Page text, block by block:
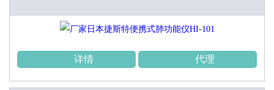
详情 代理